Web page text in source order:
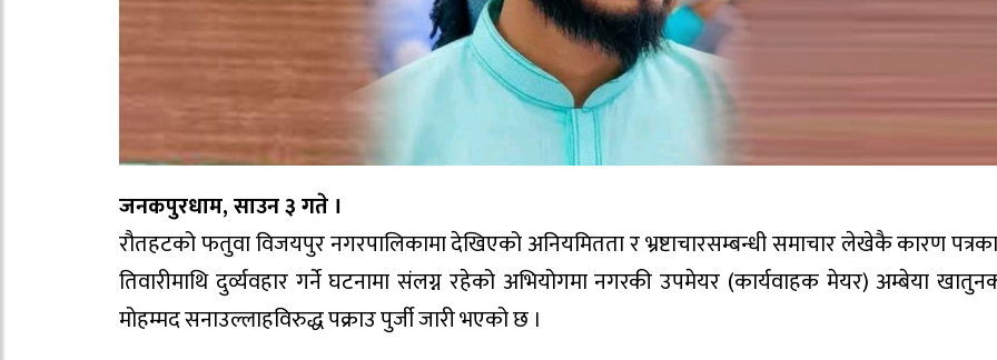
जनकपुरधाम, साउन ३ गते ।
रौतहटको फतुवा विजयपुर नगरपालिकामा देखिएको अनियमितता र भ्रष्टाचारसम्बन्धी समाचार लेखेकै कारण
तिवारीमाथि दुर्व्यवहार गर्ने घटनामा संलग्न रहेको अभियोगमा नगरकी उपमेयर (कार्यवाहक मेयर) अम्बेया
मोहम्मद सनाउल्लाहविरुद्ध पक्राउ पुर्जी जारी भएको छ ।